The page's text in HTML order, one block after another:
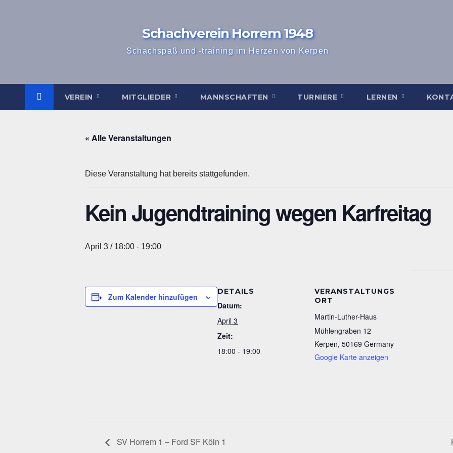
Schachverein Horrem 1948
Schachspaß und -training im Herzen von Kerpen
VEREIN MITGLIEDER MANNSCHAFTEN TURNIERE LERNEN
« Alle Veranstaltungen
Diese Veranstaltung hat bereits stattgefunden.
Kein Jugendtraining wegen Karfreitag
April 3 / 18:00 - 19:00
Zum Kalender hinzufügen
DETAILS
Datum:
April 3
Zeit:
18:00 - 19:00
VERANSTALTUNGS
ORT
Martin-Luther-Haus
Mühlengraben 12
Kerpen, 50169 Germany
Google Karte anzeigen
SV Horrem 1 – Ford SF Köln 1